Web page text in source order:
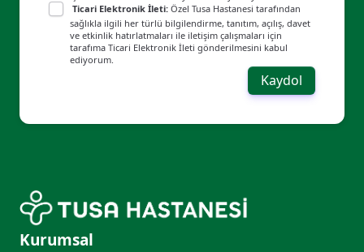
Ticari Elektronik İleti: Özel Tusa Hastanesi tarafından
sağlıkla ilgili her türlü bilgilendirme, tanıtım, açılış, davet
ve etkinlik hatırlatmaları ile iletişim çalışmaları için
tarafıma Ticari Elektronik İleti gönderilmesini kabul
ediyorum.
Kaydol
Kurumsal